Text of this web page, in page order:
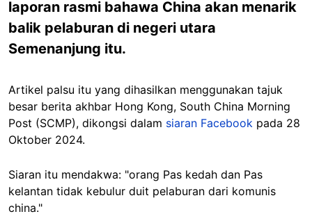
laporan rasmi bahawa China akan menarik
balik pelaburan di negeri utara
Semenanjung itu.
Artikel palsu itu yang dihasilkan menggunakan tajuk
besar berita akhbar Hong Kong, South China Morning
Post (SCMP), dikongsi dalam siaran Facebook pada 28
Oktober 2024.
Siaran itu mendakwa: "orang Pas kedah dan Pas
kelantan tidak kebulur duit pelaburan dari komunis
china."